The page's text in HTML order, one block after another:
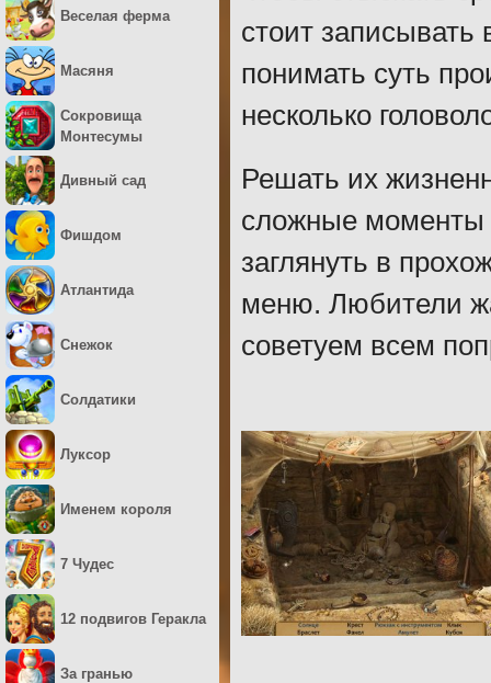
стоит
понимать суть
несколько
Решать их
сложные моменты
заглянуть в
меню. Любители
советуем всем
Веселая ферма
Масяня
Сокровища
Монтесумы
Дивный сад
Фишдом
Атлантида
Снежок
Солдатики
Луксор
Именем короля
7 Чудес
12 подвигов Геракла
За гранью